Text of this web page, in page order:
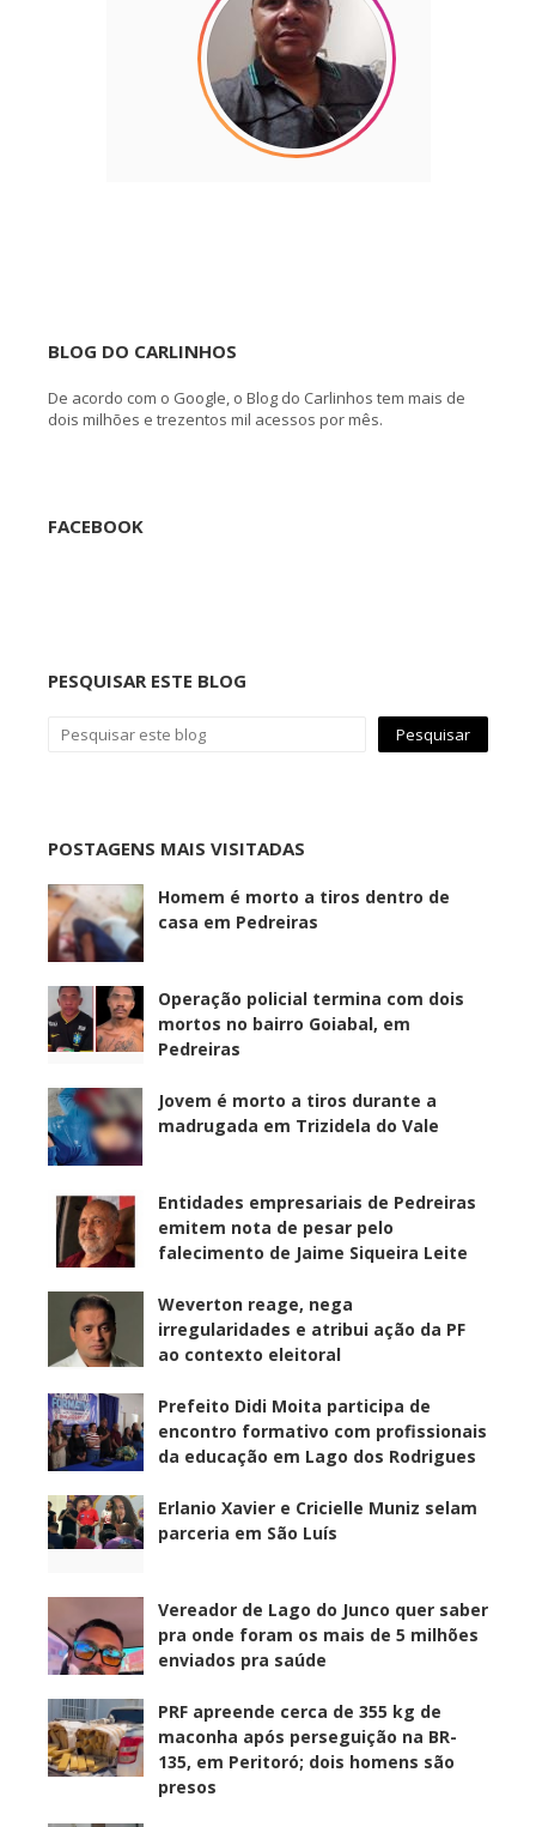
BLOG DO CARLINHOS
De acordo com o Google, o Blog do Carlinhos tem mais de
dois milhões e trezentos mil acessos por mês.
FACEBOOK
PESQUISAR ESTE BLOG
POSTAGENS MAIS VISITADAS
Homem é morto a tiros dentro de
casa em Pedreiras
Operação policial termina com dois
mortos no bairro Goiabal, em
Pedreiras
Jovem é morto a tiros durante a
madrugada em Trizidela do Vale
Entidades empresariais de Pedreiras
emitem nota de pesar pelo
falecimento de Jaime Siqueira Leite
Weverton reage, nega
irregularidades e atribui ação da PF
ao contexto eleitoral
Prefeito Didi Moita participa de
encontro formativo com profissionais
da educação em Lago dos Rodrigues
Erlanio Xavier e Cricielle Muniz selam
parceria em São Luís
Vereador de Lago do Junco quer saber
pra onde foram os mais de 5 milhões
enviados pra saúde
PRF apreende cerca de 355 kg de
maconha após perseguição na BR-
135, em Peritoró; dois homens são
presos